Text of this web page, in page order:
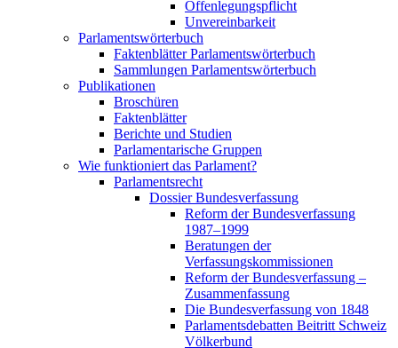
Offenlegungspflicht
Unvereinbarkeit
Parlamentswörterbuch
Faktenblätter Parlamentswörterbuch
Sammlungen Parlamentswörterbuch
Publikationen
Broschüren
Faktenblätter
Berichte und Studien
Parlamentarische Gruppen
Wie funktioniert das Parlament?
Parlamentsrecht
Dossier Bundesverfassung
Reform der Bundesverfassung
1987–1999
Beratungen der
Verfassungskommissionen
Reform der Bundesverfassung –
Zusammenfassung
Die Bundesverfassung von 1848
Parlamentsdebatten Beitritt Schweiz
Völkerbund